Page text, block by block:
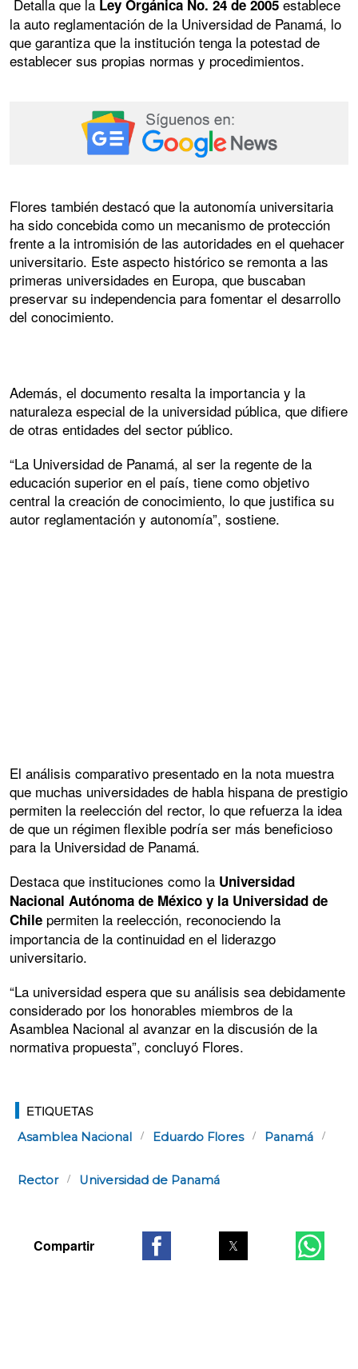
Detalla que la Ley Orgánica No. 24 de 2005 establece
la auto reglamentación de la Universidad de Panamá, lo
que garantiza que la institución tenga la potestad de
establecer sus propias normas y procedimientos.
Flores también destacó que la autonomía universitaria
ha sido concebida como un mecanismo de protección
frente a la intromisión de las autoridades en el quehacer
universitario. Este aspecto histórico se remonta a las
primeras universidades en Europa, que buscaban
preservar su independencia para fomentar el desarrollo
del conocimiento.
Además, el documento resalta la importancia y la
naturaleza especial de la universidad pública, que difiere
de otras entidades del sector público.
“La Universidad de Panamá, al ser la regente de la
educación superior en el país, tiene como objetivo
central la creación de conocimiento, lo que justifica su
autor reglamentación y autonomía”, sostiene.
El análisis comparativo presentado en la nota muestra
que muchas universidades de habla hispana de prestigio
permiten la reelección del rector, lo que refuerza la idea
de que un régimen flexible podría ser más beneficioso
para la Universidad de Panamá.
Destaca que instituciones como la Universidad
Nacional Autónoma de México y la Universidad de
Chile permiten la reelección, reconociendo la
importancia de la continuidad en el liderazgo
universitario.
“La universidad espera que su análisis sea debidamente
considerado por los honorables miembros de la
Asamblea Nacional al avanzar en la discusión de la
normativa propuesta”, concluyó Flores.
ETIQUETAS
Asamblea Nacional Eduardo Flores Panamá
Rector Universidad de Panamá